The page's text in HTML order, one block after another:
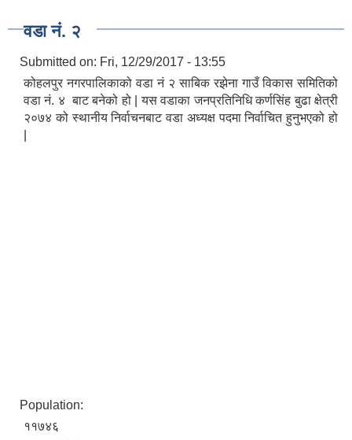
वडा नं. २
Submitted on: Fri, 12/29/2017 - 13:55
कोहलपुर नगरपालिकाको वडा नं २ साबिक रझेना गाउँ विकास समितिको
वडा नं. ४ बाट बनेको हो | यस वडाका जनप्रतिनिधि कर्णसिंह बुढा क्षेत्री
२०७४ को स्थानीय निर्वाचनबाट वडा अध्यक्ष पदमा निर्वाचित हुनुभएको हो
Population:
११७४६